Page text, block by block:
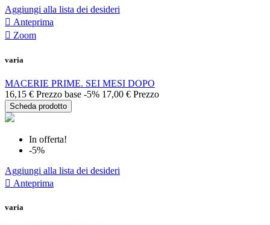
Aggiungi alla lista dei desideri
 Anteprima
 Zoom
varia
MACERIE PRIME. SEI MESI DOPO
16,15 € Prezzo base -5% 17,00 € Prezzo
Scheda prodotto
In offerta!
-5%
Aggiungi alla lista dei desideri
 Anteprima
varia